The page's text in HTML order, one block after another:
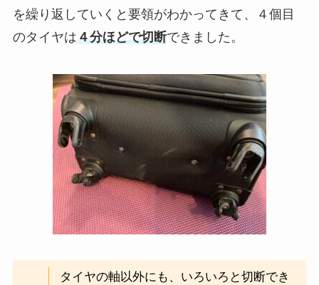
を繰り返していくと要領がわかってきて、４個目
のタイヤは４分ほどで切断できました。
タイヤの軸以外にも、いろいろと切断でき